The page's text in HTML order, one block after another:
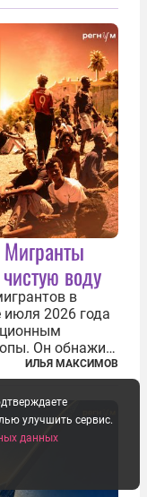
мигрантов...
воду
в
июля 2026 года
Он обнажил
Евросоюза,
ЕС
ИЛЬЯ МАКСИМОВ
улучшить сервис.
данных